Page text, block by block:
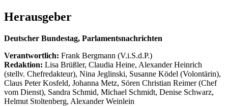
Herausgeber
Deutscher Bundestag, Parlamentsnachrichten
Verantwortlich: Frank Bergmann (V.i.S.d.P.)
Redaktion: Lisa Brüßler, Claudia Heine, Alexander Heinrich
(stellv. Chefredakteur), Nina Jeglinski, Susanne Ködel (Volontärin),
Claus Peter Kosfeld, Johanna Metz, Sören Christian Reimer (Chef
vom Dienst), Sandra Schmid, Michael Schmidt, Denise Schwarz,
Helmut Stoltenberg, Alexander Weinlein